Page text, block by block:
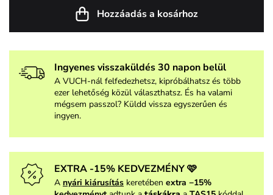
Hozzáadás a kosárhoz
Ingyenes visszaküldés 30 napon belül
A VUCH-nál felfedezhetsz, kipróbálhatsz és több
ezer lehetőség közül választhatsz. És ha valami
mégsem passzol? Küldd vissza egyszerűen és
ingyen.
EXTRA -15% KEDVEZMÉNY 🩷
A nyári kiárusítás keretében extra −15%